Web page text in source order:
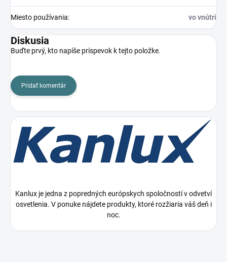
Miesto používania: vo vnútri
Diskusia
Buďte prvý, kto napíše príspevok k tejto položke.
Pridať komentár
Kanlux je jedna z popredných európskych spoločností v odvetví
osvetlenia. V ponuke nájdete produkty, ktoré rozžiaria váš deň i
noc.